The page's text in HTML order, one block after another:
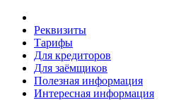
Реквизиты
Тарифы
Для кредиторов
Для заёмщиков
Полезная информация
Интересная информация